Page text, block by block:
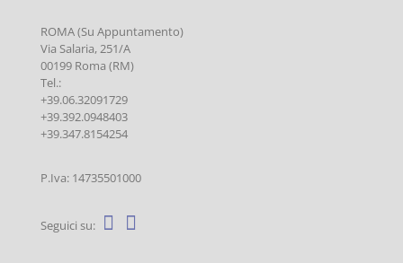
ROMA (Su Appuntamento)
Via Salaria, 251/A
00199 Roma (RM)
Tel.:
+39.06.32091729
+39.392.0948403
+39.347.8154254
P.Iva: 14735501000
Seguici su: